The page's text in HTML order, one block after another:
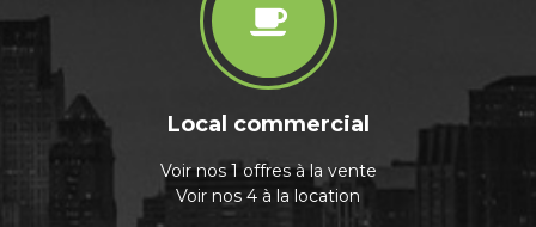
Local commercial
Voir nos 1 offres à la vente
Voir nos 4 à la location